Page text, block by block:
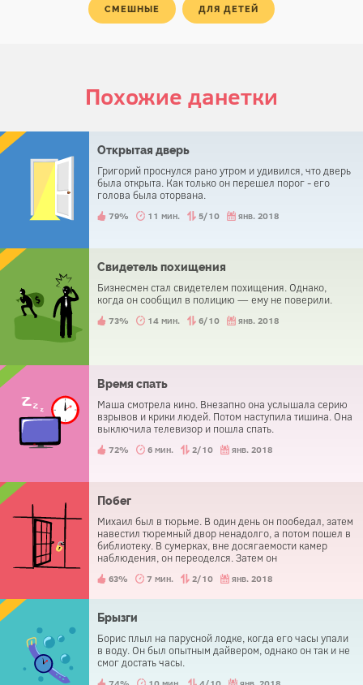
СМЕШНЫЕ ДЛЯ ДЕТЕЙ
Похожие данетки
Открытая дверь
Григорий проснулся рано утром и удивился, что дверь
была открыта. Как только он перешел порог - его
голова была оторвана.
79% 11 мин. 5/10 янв. 2018
Свидетель похищения
Бизнесмен стал свидетелем похищения. Однако,
когда он сообщил в полицию — ему не поверили.
73% 14 мин. 6/10 янв. 2018
Время спать
Маша смотрела кино. Внезапно она услышала серию
взрывов и крики людей. Потом наступила тишина. Она
выключила телевизор и пошла спать.
72% 6 мин. 2/10 янв. 2018
Побег
Михаил был в тюрьме. В один день он пообедал, затем
навестил тюремный двор ненадолго, а потом пошел в
библиотеку. В сумерках, вне досягаемости камер
наблюдения, он переоделся. Затем он
получилось?
63% 7 мин. 2/10 янв. 2018
Брызги
Борис плыл на парусной лодке, когда его часы упали
в воду. Он был опытным дайвером, однако он так и не
смог достать часы.